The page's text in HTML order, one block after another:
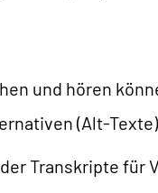
und hören
(Alt-
Transkripte für